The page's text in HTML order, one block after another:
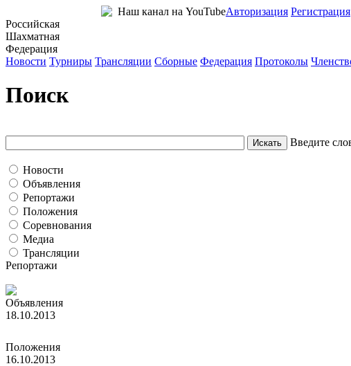
Авторизация Регистрация
Наш канал на YouTube
Российская
Шахматная
Федерация
Новости Турниры Трансляции Сборные Федерация Протоколы
Поиск
Введите
Новости
Объявления
Репортажи
Положения
Соревнования
Медиа
Трансляции
Репортажи
Объявления
18.10.2013
Положения
16.10.2013